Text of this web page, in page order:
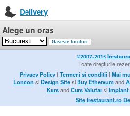
Delivery
Alege un oras
©2007-2015
Toate drepturile
Privacy Policy| Termeni si conditii| Mai
London siDesign Sitesi Buy Ethereumand
KursandCurs ValutarsiImplant
Site Irestaurant.ro